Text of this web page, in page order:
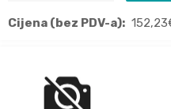
Cijena (bez PDV-a): 152,23